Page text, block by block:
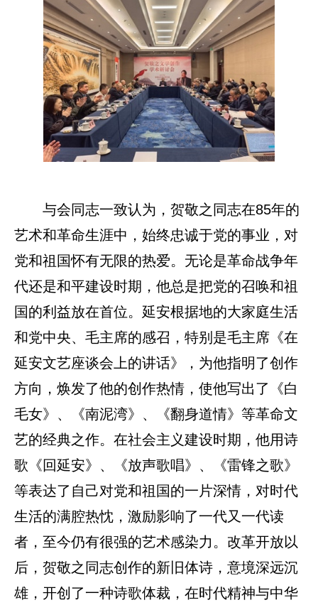
与会同志一致认为，贺敬之同志在85年的
艺术和革命生涯中，始终忠诚于党的事业，对
党和祖国怀有无限的热爱。无论是革命战争年
代还是和平建设时期，他总是把党的召唤和祖
国的利益放在首位。延安根据地的大家庭生活
和党中央、毛主席的感召，特别是毛主席《在
延安文艺座谈会上的讲话》，为他指明了创作
方向，焕发了他的创作热情，使他写出了《白
毛女》、《南泥湾》、《翻身道情》等革命文
艺的经典之作。在社会主义建设时期，他用诗
歌《回延安》、《放声歌唱》、《雷锋之歌》
等表达了自己对党和祖国的一片深情，对时代
生活的满腔热忱，激励影响了一代又一代读
者，至今仍有很强的艺术感染力。改革开放以
后，贺敬之同志创作的新旧体诗，意境深远沉
雄，开创了一种诗歌体裁，在时代精神与中华